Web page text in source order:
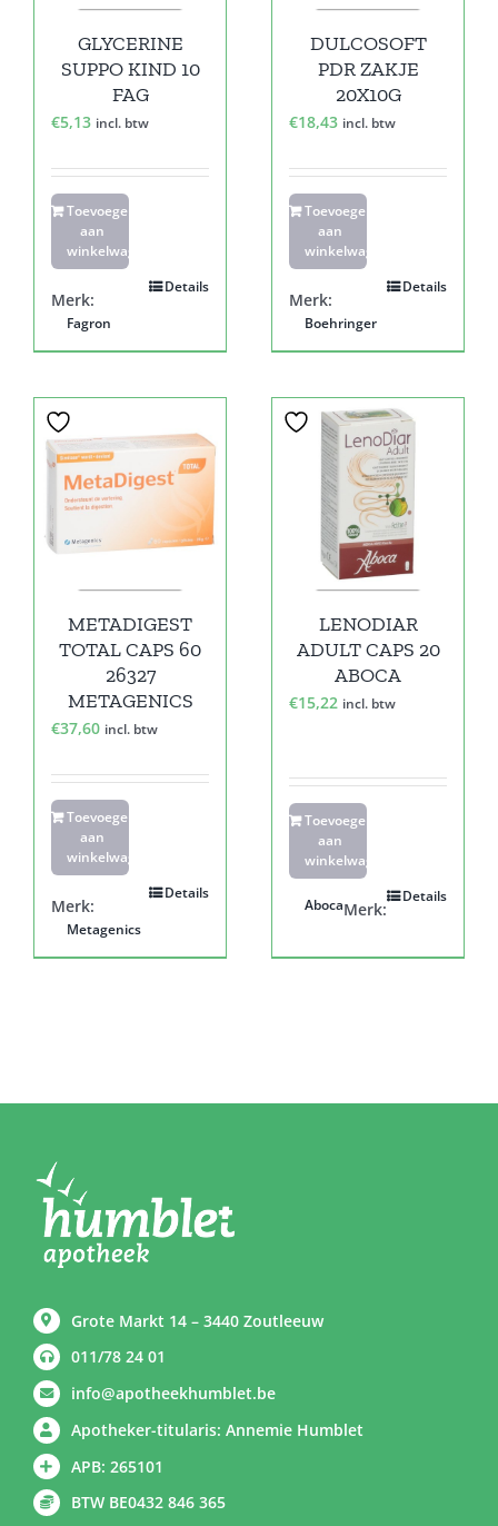
GLYCERINE
SUPPO KIND 10
FAG
€5,13 incl. btw
Toevoegen
aan
winkelwagen
Details
Merk:
Fagron
DULCOSOFT
PDR ZAKJE
20X10G
€18,43 incl. btw
Toevoegen
aan
winkelwagen
Details
Merk:
Boehringer
METADIGEST
TOTAL CAPS 60
26327
METAGENICS
€37,60 incl. btw
Toevoegen
aan
winkelwagen
Details
Merk:
Metagenics
LENODIAR
ADULT CAPS 20
ABOCA
€15,22 incl. btw
Toevoegen
aan
winkelwagen
Details
Merk:
Aboca
Grote Markt 14 – 3440 Zoutleeuw
011/78 24 01
info@apotheekhumblet.be
Apotheker-titularis: Annemie Humblet
APB: 265101
BTW BE0432 846 365